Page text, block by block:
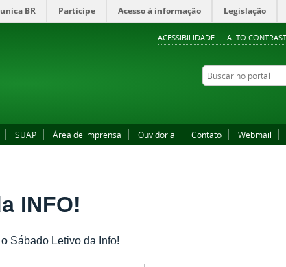
ACESSIBILIDADE ALTO
BR Participe Acesso à informação Legislação
Buscar no portal
SUAP Área de imprensa Ouvidoria Contato Webmail
INFO!
Sábado Letivo da Info!